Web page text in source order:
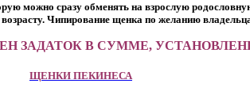
можно сразу обменять на взрослую
Чипирование щенка по желанию
ЗАДАТОК В СУММЕ,
ЩЕНКИ ПЕКИНЕСА